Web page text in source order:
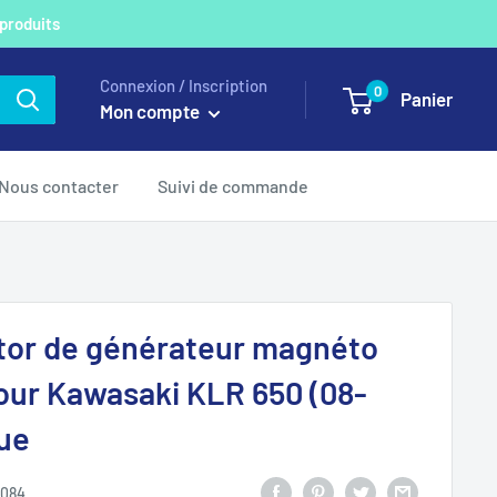
Connexion / Inscription
Mon compte
0 Panier
contacter Suivi de commande
de générateur magnéto
Kawasaki KLR 650 (08-